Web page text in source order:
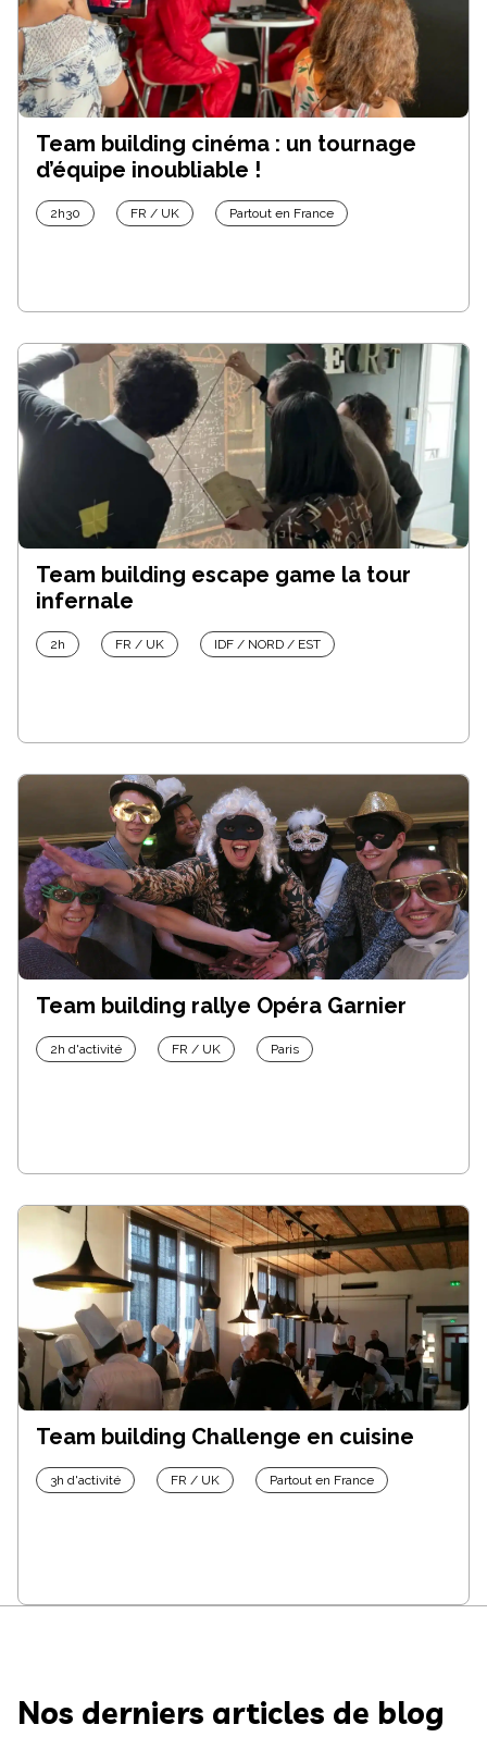
Team building cinéma : un tournage
d’équipe inoubliable !
2h30 FR / UK Partout en France
Team building escape game la tour
infernale
2h FR / UK IDF / NORD / EST
Team building rallye Opéra Garnier
2h d'activité FR / UK Paris
Team building Challenge en cuisine
3h d'activité FR / UK Partout en France
Nos derniers articles de blog